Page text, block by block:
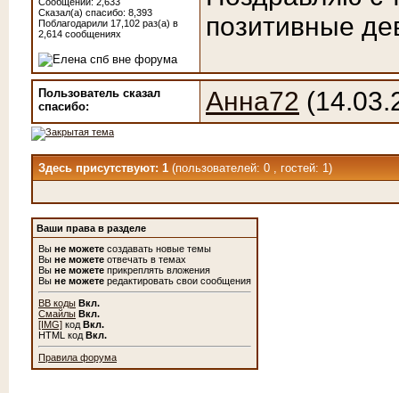
Сказал(а) спасибо: 8,393
Поблагодарили 17,102 раз(а) в
2,614 сообщениях
позитивные
Пользователь сказал
cпасибо:
Анна72
Здесь присутствуют: 1 (пользователей: 0 , гостей: 1)
Ваши права в разделе
Вы не можете создавать новые темы
Вы не можете отвечать в темах
Вы не можете прикреплять вложения
Вы не можете редактировать свои сообщения
BB коды Вкл.
Смайлы Вкл.
[IMG] код Вкл.
HTML код Вкл.
Правила форума